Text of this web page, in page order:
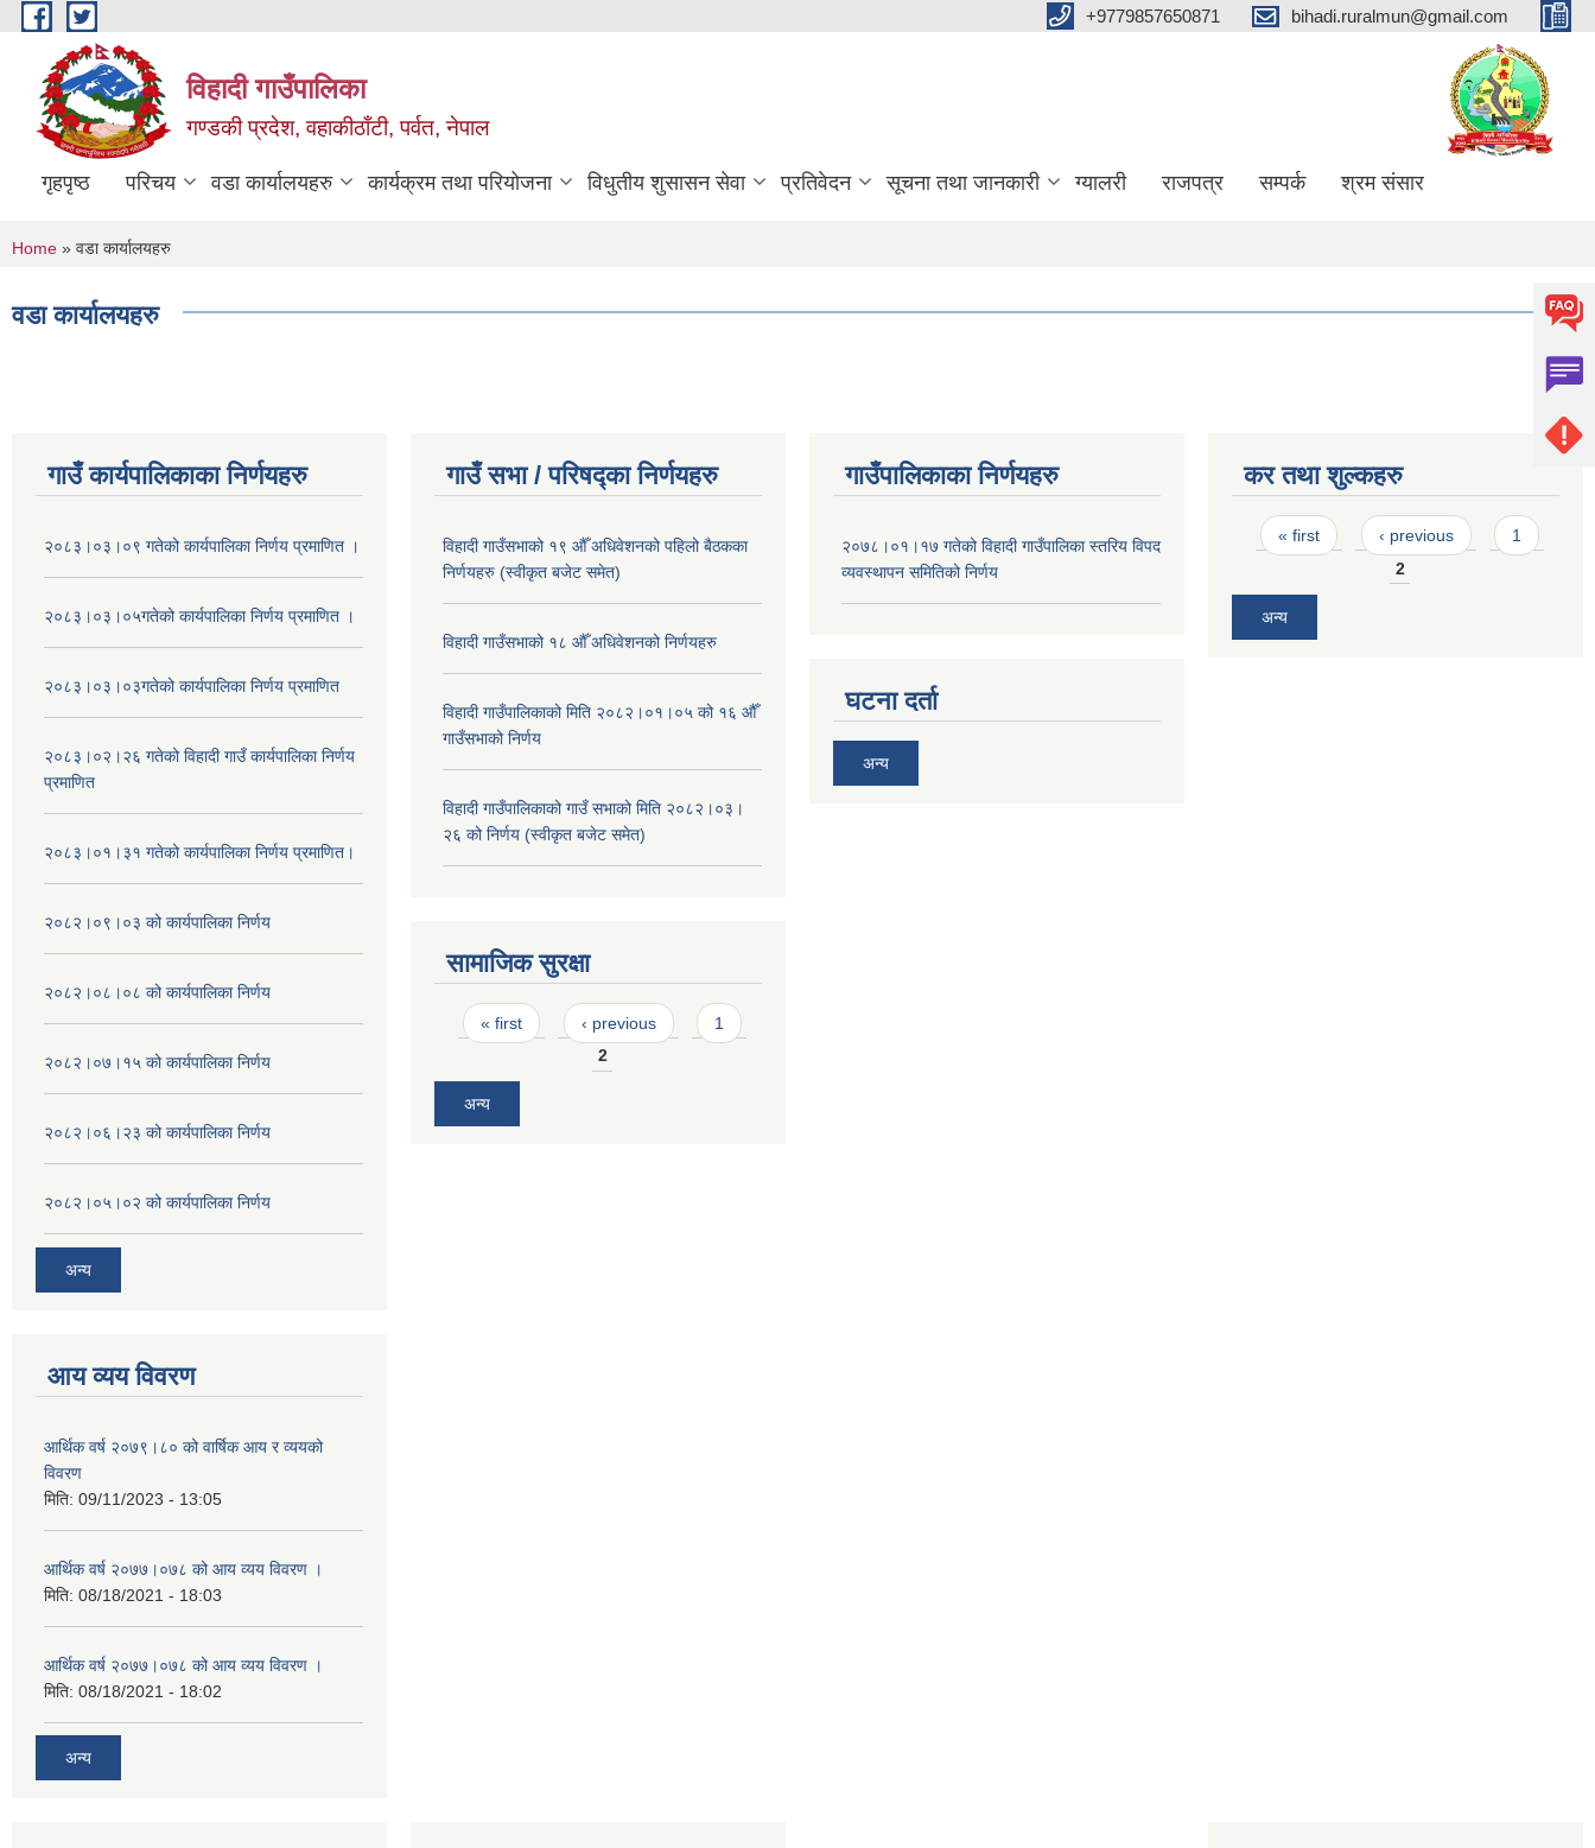
Skip to main content +9779857650871 bihadi.ruralmun@gmail.com
विहादी गाउँपालिका
गण्डकी प्रदेश, वहाकीठाँटी, पर्वत, नेपाल
गृहपृष्ठ परिचय वडा कार्यालयहरु कार्यक्रम तथा परियोजना विधुतीय शुसासन सेवा प्रतिवेदन सूचना तथा जानकारी ग्यालरी राजपत्र सम्पर्क श्रम संसार
You are here
Home » वडा कार्यालयहरु
वडा कार्यालयहरु
गाउँ कार्यपालिकाका निर्णयहरु
२०८३।०३।०९ गतेको कार्यपालिका निर्णय प्रमाणित ।
२०८३।०३।०५गतेको कार्यपालिका निर्णय प्रमाणित ।
२०८३।०३।०३गतेको कार्यपालिका निर्णय प्रमाणित
२०८३।०२।२६ गतेको विहादी गाउँ कार्यपालिका निर्णय
प्रमाणित
२०८३।०१।३१ गतेको कार्यपालिका निर्णय प्रमाणित।
२०८२।०९।०३ को कार्यपालिका निर्णय
२०८२।०८।०८ को कार्यपालिका निर्णय
२०८२।०७।१५ को कार्यपालिका निर्णय
२०८२।०६।२३ को कार्यपालिका निर्णय
२०८२।०५।०२ को कार्यपालिका निर्णय
अन्य
आय व्यय विवरण
आर्थिक वर्ष २०७९।८० को वार्षिक आय र व्ययको
विवरण
मिति: 09/11/2023 - 13:05
आर्थिक वर्ष २०७७।०७८ को आय व्यय विवरण ।
मिति: 08/18/2021 - 18:03
आर्थिक वर्ष २०७७।०७८ को आय व्यय विवरण ।
मिति: 08/18/2021 - 18:02
अन्य
गाउँ सभा / परिषद्का निर्णयहरु
विहादी गाउँसभाको १९ औँ अधिवेशनको पहिलो बैठकका
निर्णयहरु (स्वीकृत बजेट समेत)
विहादी गाउँसभाको १८ औँ अधिवेशनको निर्णयहरु
विहादी गाउँपालिकाको मिति २०८२।०१।०५ को १६ औँ
गाउँसभाको निर्णय
विहादी गाउँपालिकाको गाउँ सभाको मिति २०८२।०३।
२६ को निर्णय (स्वीकृत बजेट समेत)
सामाजिक सुरक्षा
Pages
« first ‹ previous
1
2
अन्य
गाउँपालिकाका निर्णयहरु
२०७८।०१।१७ गतेको विहादी गाउँपालिका स्तरिय विपद
व्यवस्थापन समितिको निर्णय
घटना दर्ता
अन्य
कर तथा शुल्कहरु
Pages
« first ‹ previous
1
2
अन्य